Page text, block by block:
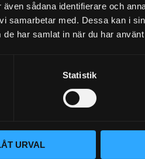
sådana identifierare och
samarbetar med. Dessa kan i
har samlat in när du har
Statistik
URVAL
Vi lever och andas prestanda.
– du hittar rätt bildelar. Vi
oavsett om det gäller bana,